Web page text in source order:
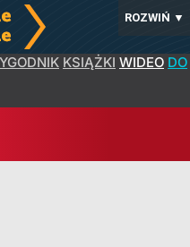
ROZWIŃ ▼
KSIĄŻKI WIDEO DO